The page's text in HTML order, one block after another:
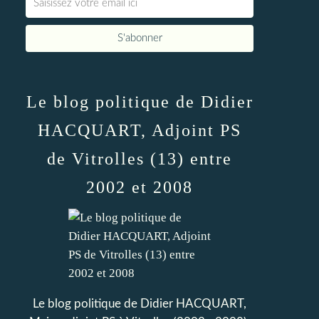
Le blog politique de Didier
HACQUART, Adjoint PS
de Vitrolles (13) entre
2002 et 2008
Le blog politique de Didier HACQUART,